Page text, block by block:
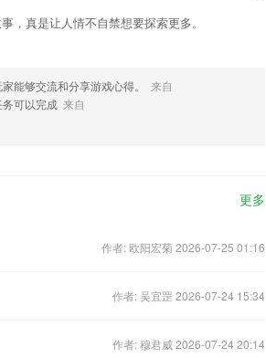
，真是让人情不自禁想要探索更多。
能够交流和分享游戏心得。
来自
务可以完成 来自
更多
作者: 欧阳宏菊 2026-07-25 01:16
作者: 吴宜罡 2026-07-24 15:34
作者: 穆君威 2026-07-24 20:14